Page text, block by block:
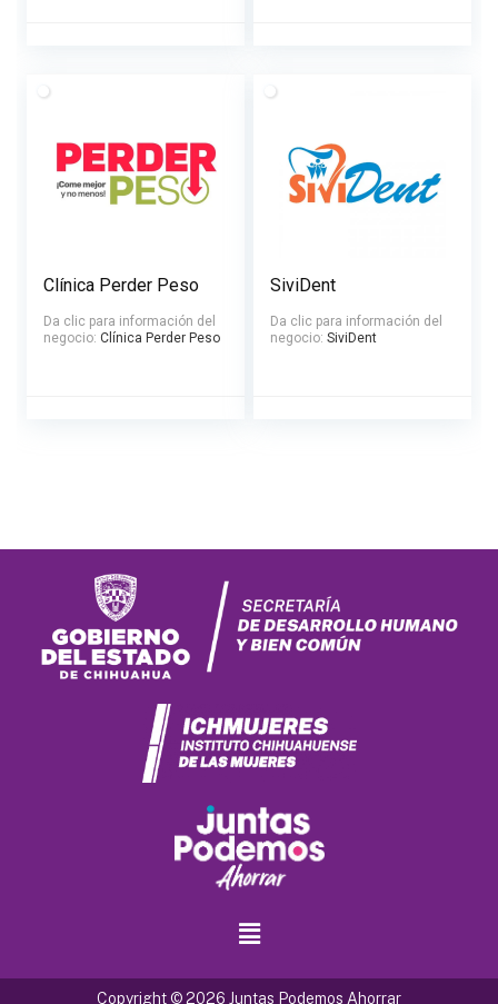
Clínica Perder Peso
Da clic para información del
negocio: Clínica Perder Peso
SiviDent
Da clic para información del
negocio: SiviDent
Copyright © 2026 Juntas Podemos Ahorrar